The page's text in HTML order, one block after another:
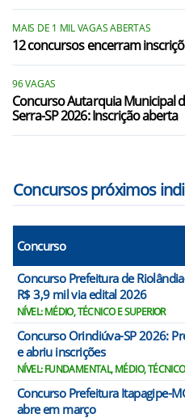
Palestina/SP
Pontes Gestal/SP
Riolândia/SP
Tanabi/SP
MAIS DE 1 MIL VAGAS ABERTAS
12 concursos encerram
96 VAGAS
Concurso Autarquia Municipal
Serra-SP 2026: Inscrição aberta
Concursos próximos
Concurso
Concurso Prefeitura de
R$ 3,9 mil via edital 2026
NÍVEL: MÉDIO, TÉCNICO E SUPERIOR
Concurso Orindiúva-SP 2026:
e abriu inscrições
NÍVEL: FUNDAMENTAL, MÉDIO,
Concurso Prefeitura Itapagipe-
abre em março